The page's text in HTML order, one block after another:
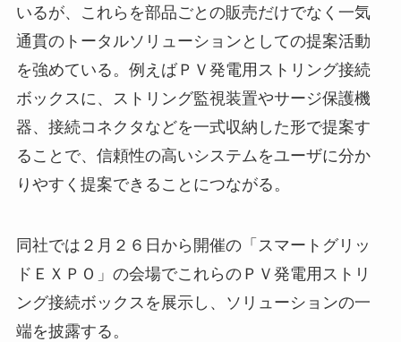
いるが、これらを部品ごとの販売だけでなく一気
通貫のトータルソリューションとしての提案活動
を強めている。例えばＰＶ発電用ストリング接続
ボックスに、ストリング監視装置やサージ保護機
器、接続コネクタなどを一式収納した形で提案す
ることで、信頼性の高いシステムをユーザに分か
りやすく提案できることにつながる。
同社では２月２６日から開催の「スマートグリッ
ドＥＸＰＯ」の会場でこれらのＰＶ発電用ストリ
ング接続ボックスを展示し、ソリューションの一
端を披露する。